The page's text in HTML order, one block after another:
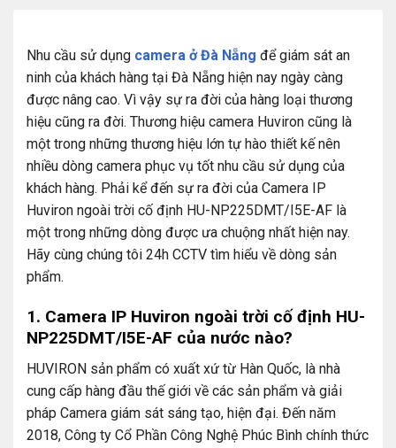
Nhu cầu sử dụng camera ở Đà Nẵng để giám sát an
ninh của khách hàng tại Đà Nẵng hiện nay ngày càng
được nâng cao. Vì vậy sự ra đời của hàng loại thương
hiệu cũng ra đời. Thương hiệu camera Huviron cũng là
một trong những thương hiệu lớn tự hào thiết kế nên
nhiều dòng camera phục vụ tốt nhu cầu sử dụng của
khách hàng. Phải kể đến sự ra đời của Camera IP
Huviron ngoài trời cố định HU-NP225DMT/I5E-AF là
một trong những dòng được ưa chuộng nhất hiện nay.
Hãy cùng chúng tôi 24h CCTV tìm hiểu về dòng sản
phẩm.
1. Camera IP Huviron ngoài trời cố định HU-
NP225DMT/I5E-AF của nước nào?
HUVIRON sản phẩm có xuất xứ từ Hàn Quốc, là nhà
cung cấp hàng đầu thế giới về các sản phẩm và giải
pháp Camera giám sát sáng tạo, hiện đại. Đến năm
2018, Công ty Cổ Phần Công Nghệ Phúc Bình chính thức